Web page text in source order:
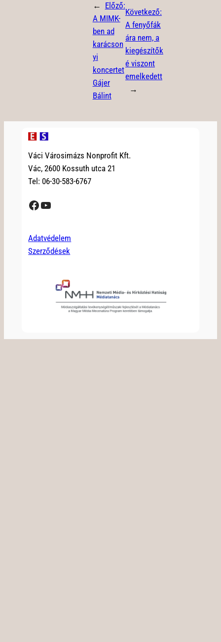
← Előző:
A MIMK-
ben ad
karácson
yi
koncertet
Gájer
Bálint
Következő:
A fenyőfák
ára nem, a
kiegészítők
é viszont
emelkedett
→
Váci Városimázs Nonprofit Kft.
Vác, 2600 Kossuth utca 21
Tel: 06-30-583-6767
Facebook YouTube
Adatvédelem
Szerződések